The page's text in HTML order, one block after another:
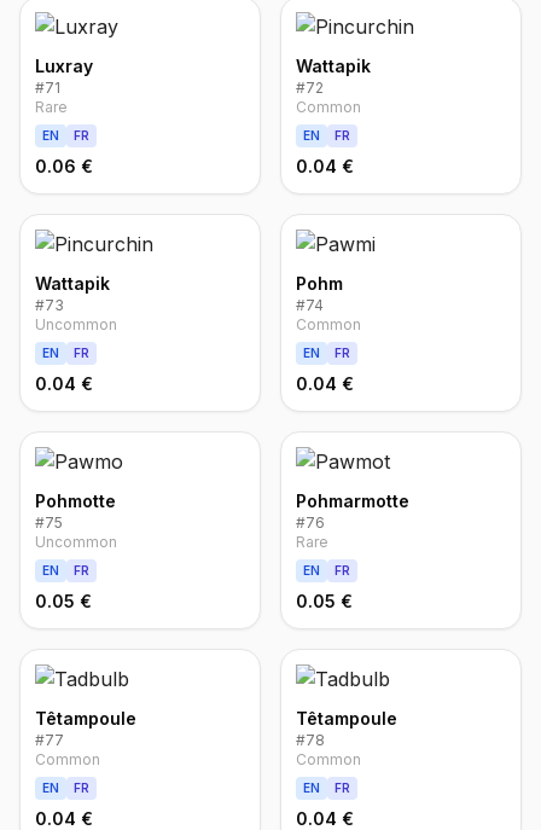
Luxray
#71
Rare
EN FR
0.06 €
Wattapik
#72
Common
EN FR
0.04 €
Wattapik
#73
Uncommon
EN FR
0.04 €
Pohm
#74
Common
EN FR
0.04 €
Pohmotte
#75
Uncommon
EN FR
0.05 €
Pohmarmotte
#76
Rare
EN FR
0.05 €
Têtampoule
#77
Common
EN FR
0.04 €
Têtampoule
#78
Common
EN FR
0.04 €